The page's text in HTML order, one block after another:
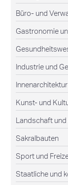
Büro- und
Gastronomie
Industrie und
Innenarchitektur
Kunst- und
Landschaft und
Sakralbauten
Sport und
Staatliche und